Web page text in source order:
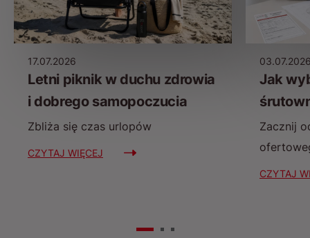
17.07.2026
Letni piknik w duchu zdrowia
i dobrego samopoczucia
Zbliża się czas urlopów
CZYTAJ WIĘCEJ
Jak
Zacznij
CZYTAJ